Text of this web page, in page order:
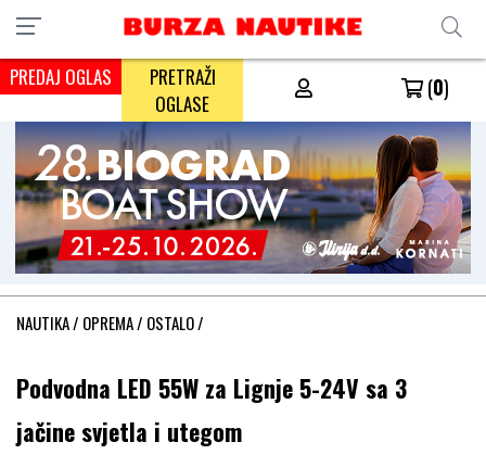
PREDAJ OGLAS
PRETRAŽI
OGLASE
(0)
NAUTIKA/ OPREMA/ OSTALO/
Podvodna LED 55W za Lignje 5-24V sa 3
jačine svjetla i utegom